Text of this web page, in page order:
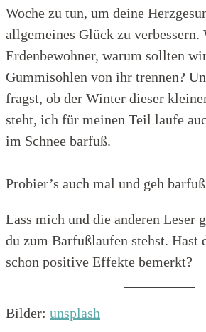
Woche zu tun, um deine
allgemeines Glück zu verbessern.
Erdenbewohner, warum sollten
Gummisohlen von ihr trennen?
fragst, ob der Winter dieser
steht, ich für meinen Teil laufe
im Schnee barfuß.
Probier’s auch mal und geh
Lass mich und die anderen Leser
du zum Barfußlaufen stehst. Hast
schon positive Effekte bemerkt?
Bilder: unsplash